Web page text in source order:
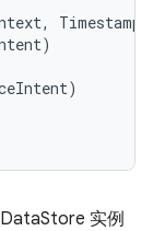
,
)
)
实例